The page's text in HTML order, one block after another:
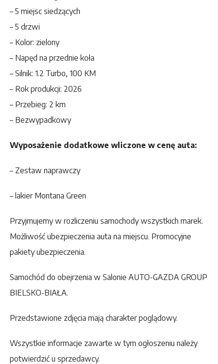
– 5 miejsc siedzących
– 5 drzwi
– Kolor: zielony
– Napęd na przednie koła
– Silnik: 1.2 Turbo, 100 KM
– Rok produkcji: 2026
– Przebieg: 2 km
– Bezwypadkowy
Wyposażenie dodatkowe wliczone w cenę auta:
– Zestaw naprawczy
– lakier Montana Green
Przyjmujemy w rozliczeniu samochody wszystkich marek.
Możliwość ubezpieczenia auta na miejscu. Promocyjne
pakiety ubezpieczenia.
Samochód do obejrzenia w Salonie AUTO-GAZDA GROUP
BIELSKO-BIAŁA.
Przedstawione zdjęcia mają charakter poglądowy.
Wszystkie informacje zawarte w tym ogłoszeniu należy
potwierdzić u sprzedawcy.